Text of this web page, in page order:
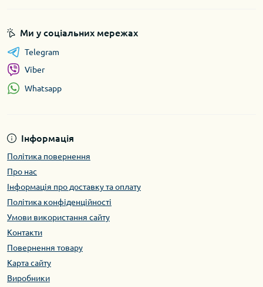
Інформація
Політика повернення
Про нас
Інформація про доставку та оплату
Політика конфіденційності
Умови використання сайту
Контакти
Повернення товару
Карта сайту
Виробники
Ми у соціальних мережах
Telegram
Viber
Whatsapp